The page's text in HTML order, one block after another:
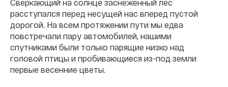
Сверкающий на солнце заснеженный лес
расступался перед несущей нас вперед пустой
дорогой. На всем протяжении пути мы едва
повстречали пару автомобилей, нашими
спутниками были только парящие низко над
головой птицы и пробивающиеся из-под земли
первые весенние цветы.